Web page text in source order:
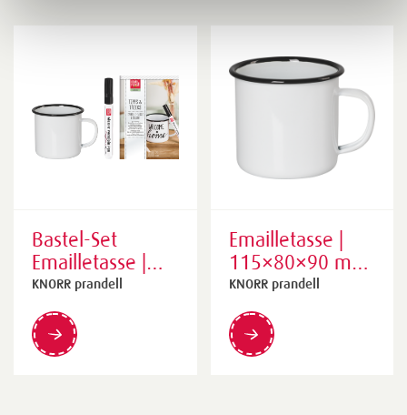
Bastel-Set
Emailletasse |
weiß
KNORR prandell
Emailletasse |
115×80×90 mm,
weiß
KNORR prandell